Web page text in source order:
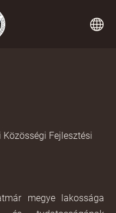
Fejlesztési
megye lakossága